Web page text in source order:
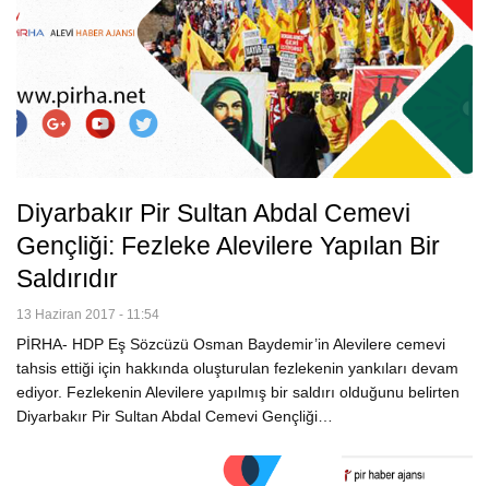
Diyarbakır Pir Sultan Abdal Cemevi
Gençliği: Fezleke Alevilere Yapılan Bir
Saldırıdır
13 Haziran 2017 - 11:54
PİRHA- HDP Eş Sözcüzü Osman Baydemir’in Alevilere cemevi
tahsis ettiği için hakkında oluşturulan fezlekenin yankıları devam
ediyor. Fezlekenin Alevilere yapılmış bir saldırı olduğunu belirten
Diyarbakır Pir Sultan Abdal Cemevi Gençliği…